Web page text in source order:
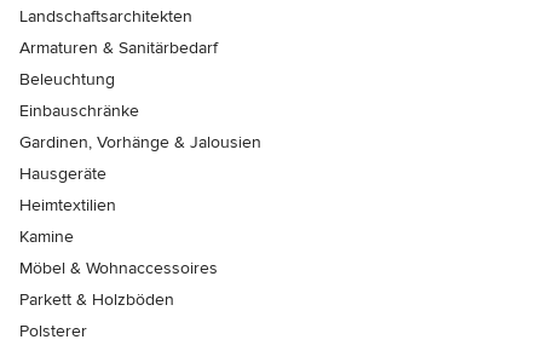
Landschaftsarchitekten
Armaturen & Sanitärbedarf
Beleuchtung
Einbauschränke
Gardinen, Vorhänge & Jalousien
Hausgeräte
Heimtextilien
Kamine
Möbel & Wohnaccessoires
Parkett & Holzböden
Polsterer